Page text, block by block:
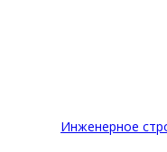
Инженерное